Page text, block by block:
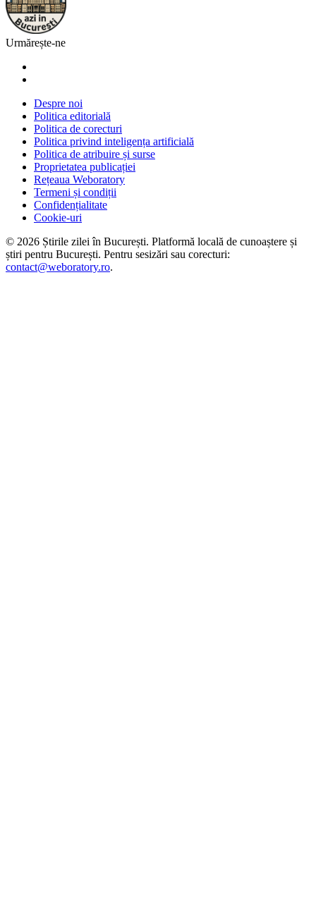
Urmărește-ne
Despre noi
Politica editorială
Politica de corecturi
Politica privind inteligența artificială
Politica de atribuire și surse
Proprietatea publicației
Rețeaua Weboratory
Termeni și condiții
Confidențialitate
Cookie-uri
© 2026 Știrile zilei în București. Platformă locală de cunoaștere și
știri pentru București. Pentru sesizări sau corecturi:
contact@weboratory.ro.